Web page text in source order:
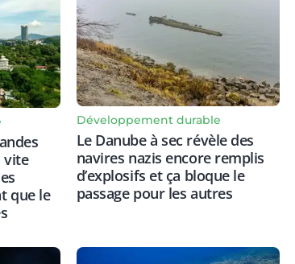
vite
que le
Développement durable
Le Danube à sec révèle des
navires nazis encore remplis
d’explosifs et ça bloque le
passage pour les autres